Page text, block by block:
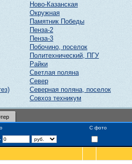
Ново-Казанская
Окружная
Памятник Победы
Пенза-2
Пенза-3
Побочино, поселок
Политехнический, ПГУ
Райки
Светлая поляна
Север
Северная поляна, поселок
Совхоз техникум
С фото
-